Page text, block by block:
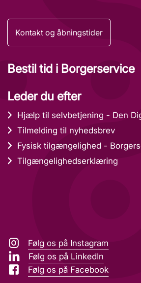
Kontakt og åbningstider
Bestil tid i Borgerservice
Leder du efter
Hjælp til selvbetjening - Den
Tilmelding til nyhedsbrev
Fysisk tilgængelighed -
Tilgængelighedserklæring
Følg os på Instagram
Følg os på LinkedIn
Følg os på Facebook